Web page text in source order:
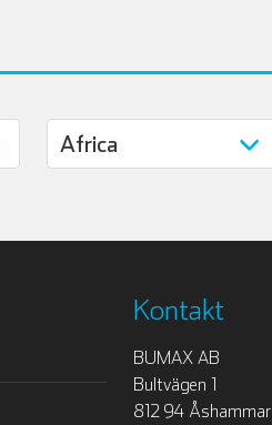
Kontakt
BUMAX AB
Bultvägen 1
812 94 Åshammar